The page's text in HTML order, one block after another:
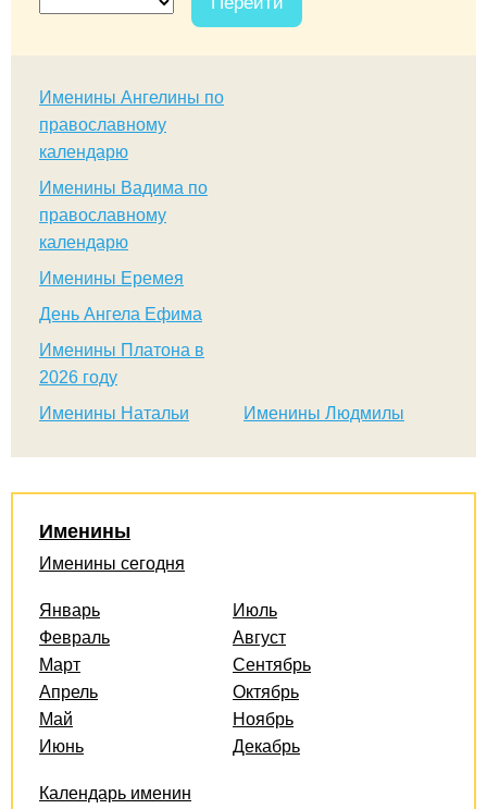
Именины Ангелины по
православному
календарю
Именины Вадима по
православному
календарю
Именины Еремея
День Ангела Ефима
Именины Платона в
2026 году
Именины Натальи
Именины Людмилы
Именины
Именины сегодня
Январь
Февраль
Март
Апрель
Май
Июнь
Июль
Август
Сентябрь
Октябрь
Ноябрь
Декабрь
Календарь именин